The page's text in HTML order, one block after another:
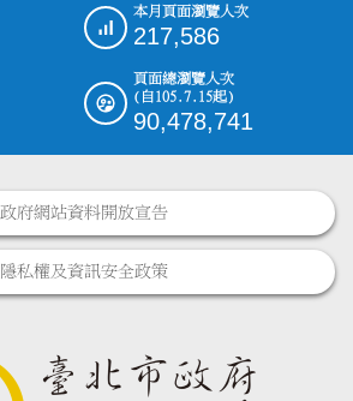
本月頁面瀏覽人次
217,586
頁面總瀏覽人次
(自105.7.15起)
90,478,741
政府網站資料開放宣告
隱私權及資訊安全政策